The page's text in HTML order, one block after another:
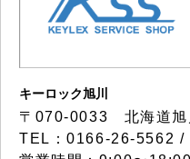
キーロック旭川
〒070-0033 北海道旭
TEL：0166-26-5562 /